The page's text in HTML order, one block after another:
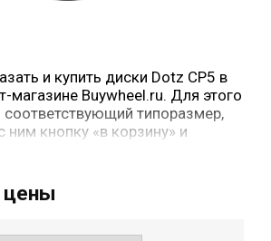
и купить диски Dotz CP5 в
магазине Buywheel.ru. Для этого
типоразмер,
кнопку «в корзину» и